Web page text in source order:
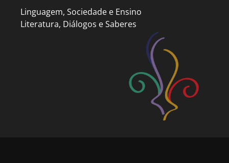
Linguagem, Sociedade e Ensino
Literatura, Diálogos e Saberes